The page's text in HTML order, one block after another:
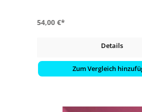
54,00 €*
Details
Zum Vergleich